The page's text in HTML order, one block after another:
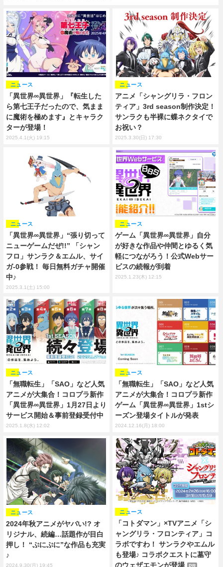
「異世界∞異世界」『転生した
ら第七王子だったので、気まま
に魔術を極めます』とキャラク
ターが登場！
ニュース
2025.4.1(火) 19:15
アニメ「シャングリラ・フロン
ティア」3rd season制作決定！
サンラクも半裸に蝶ネクタイで
お祝い？
ニュース
2025.3.30(日) 17:30
「異世界∞異世界」“張り切って
ニューゲームだぜ!!” 「シャン
フロ」サンラク＆エムル、サイ
ガ-0参戦！ 毎日無料ガチャ開催
中♪
ニュース
2025.3.1(土) 15:00
ゲーム「異世界∞異世界」自分
が好きな作品や仲間とゆるく気
軽につながろう！公式Webサー
ビスの続報が到着
ニュース
2025.1.23(木) 12:15
「無職転生」「SAO」など人気
アニメが大集合！コロプラ新作
「異世界∞異世界」1月27日より
サービス開始＆事前登録受付中
ニュース
2025.1.8(水) 12:02
「無職転生」「SAO」など人気
アニメが大集合！コロプラ新作
ゲーム「異世界∞異世界」1stシ
ーズン登場タイトルが発表
ニュース
2024.12.16(月) 18:00
2024年秋アニメがヤバい!? オ
リジナル、続編…話題作が目白
押し！ “ぷにぷに”な作品も充実
♪
ニュース
2024.9.30(月) 19:45
「コトダマン」×TVアニメ「シ
ャングリラ・フロンティア」コ
ラボですわ！ サンラクやエムル
も登場♪ コラボクエストに墓守
のウェザエモンが登場
PR
ニュース